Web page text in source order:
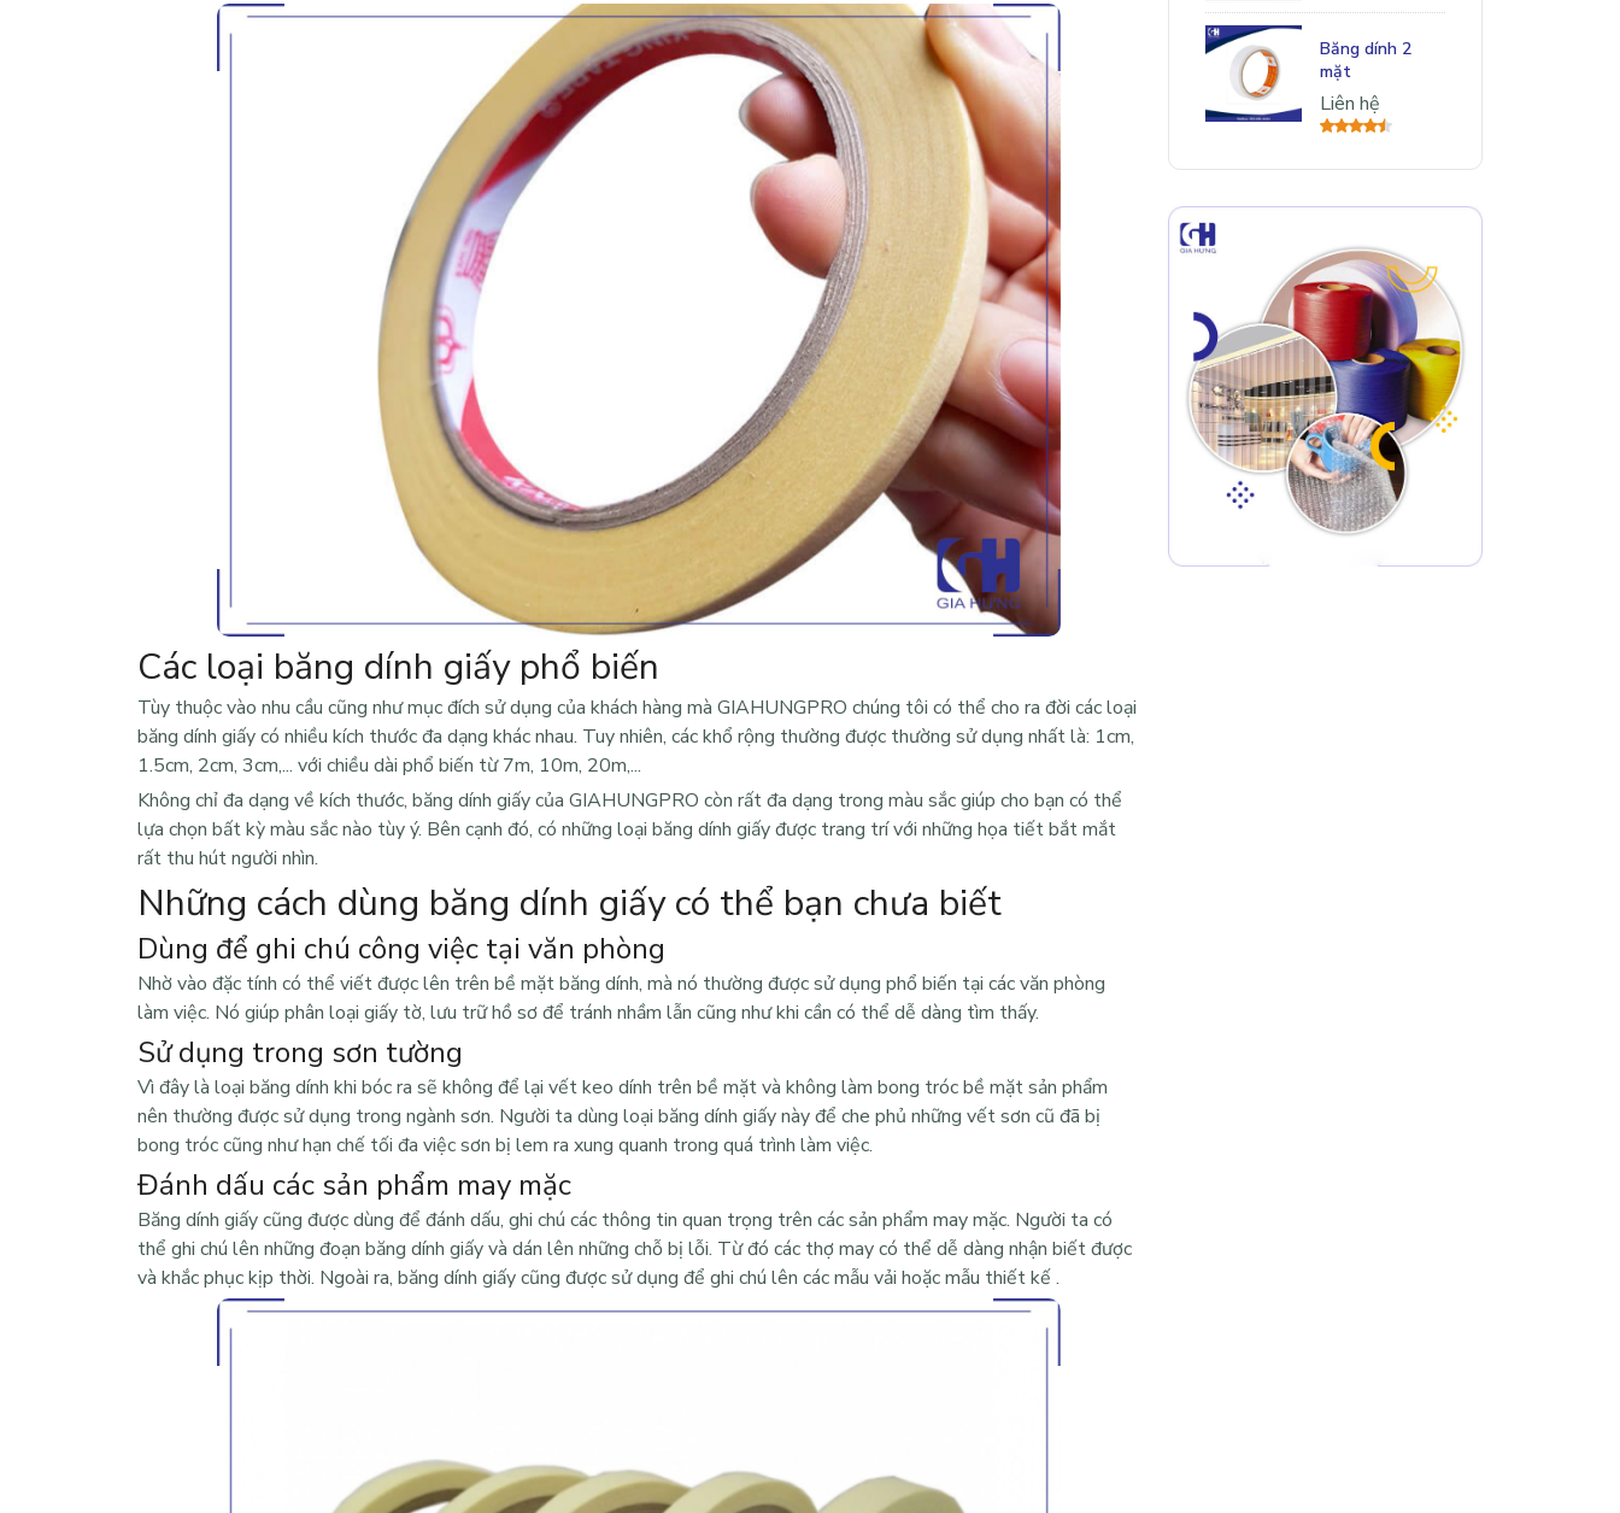
Các loại băng dính giấy phổ biến
Tùy thuộc vào nhu cầu cũng như mục đích sử dụng của khách hàng mà GIAHUNGPRO chúng tôi có thể cho ra đời các loại
băng dính giấy có nhiều kích thước đa dạng khác nhau. Tuy nhiên, các khổ rộng thường được thường sử dụng nhất là: 1cm,
1.5cm, 2cm, 3cm,... với chiều dài phổ biến từ 7m, 10m, 20m,...
Không chỉ đa dạng về kích thước, băng dính giấy của GIAHUNGPRO còn rất đa dạng trong màu sắc giúp cho bạn có thể
lựa chọn bất kỳ màu sắc nào tùy ý. Bên cạnh đó, có những loại băng dính giấy được trang trí với những họa tiết bắt mắt
rất thu hút người nhìn.
Những cách dùng băng dính giấy có thể bạn chưa biết
Dùng để ghi chú công việc tại văn phòng
Nhờ vào đặc tính có thể viết được lên trên bề mặt băng dính, mà nó thường được sử dụng phổ biến tại các văn phòng
làm việc. Nó giúp phân loại giấy tờ, lưu trữ hồ sơ để tránh nhầm lẫn cũng như khi cần có thể dễ dàng tìm thấy.
Sử dụng trong sơn tường
Vì đây là loại băng dính khi bóc ra sẽ không để lại vết keo dính trên bề mặt và không làm bong tróc bề mặt sản phẩm
nên thường được sử dụng trong ngành sơn. Người ta dùng loại băng dính giấy này để che phủ những vết sơn cũ đã bị
bong tróc cũng như hạn chế tối đa việc sơn bị lem ra xung quanh trong quá trình làm việc.
Đánh dấu các sản phẩm may mặc
Băng dính giấy cũng được dùng để đánh dấu, ghi chú các thông tin quan trọng trên các sản phẩm may mặc. Người ta có
thể ghi chú lên những đoạn băng dính giấy và dán lên những chỗ bị lỗi. Từ đó các thợ may có thể dễ dàng nhận biết được
và khắc phục kịp thời. Ngoài ra, băng dính giấy cũng được sử dụng để ghi chú lên các mẫu vải hoặc mẫu thiết kế .
Băng dính 2
mặt
Liên hệ